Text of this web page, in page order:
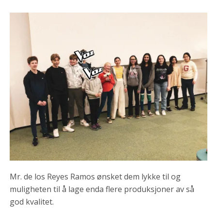
Mr. de los Reyes Ramos ønsket dem lykke til og
muligheten til å lage enda flere produksjoner av så
god kvalitet.